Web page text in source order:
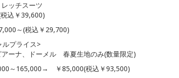
ッチスーツ
込￥39,600)
～(税込￥29,700)
ルプライス>
アーナ、ドーメル 春夏生地のみ(数量限定)
～165,000→ ￥85,000(税込￥93,500)